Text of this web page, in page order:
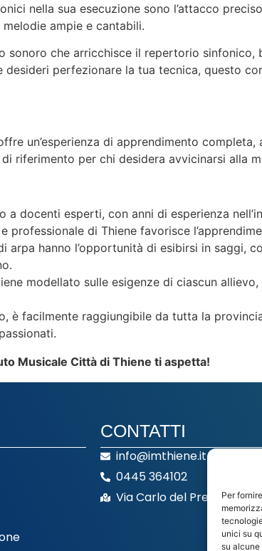
Per
unici su
su
nella sua esecuzione sono l’attacco
ampie e cantabili.
sonoro che arricchisce il repertorio
perfezionare la tua tecnica, questo
un’esperienza di apprendimento
riferimento per chi desidera avvicinarsi alla
docenti esperti, con anni di esperienza
professionale di Thiene favorisce
arpa hanno l’opportunità di esibirsi in saggi,
modellato sulle esigenze di ciascun
è facilmente raggiungibile da tutta la
Musicale Città di Thiene ti aspetta!
CONTATTI
info@imthiene.it
0445 364102
Via Carlo del Prete 43 -